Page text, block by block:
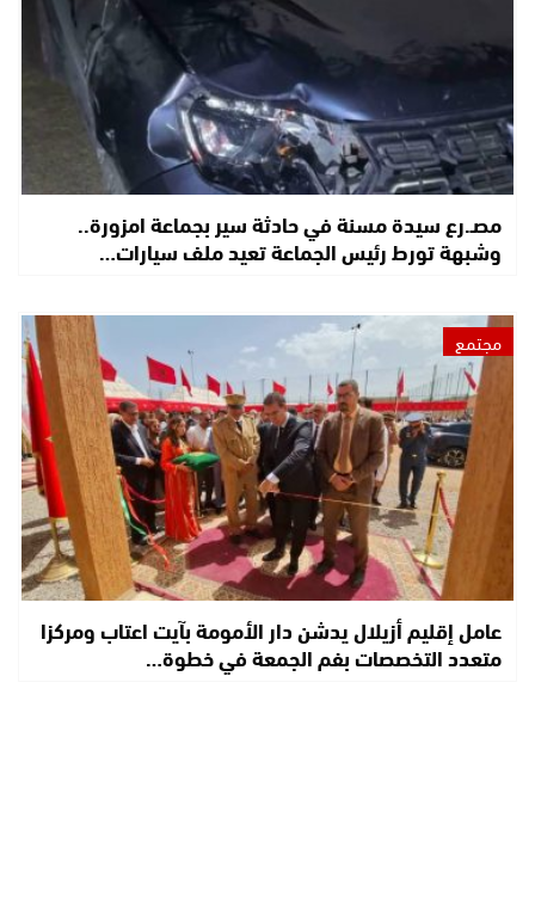
مصـ.رع سيدة مسنة في حادثة سير بجماعة امزورة..
وشبهة تورط رئيس الجماعة تعيد ملف سيارات…
مجتمع
عامل إقليم أزيلال يدشن دار الأمومة بآيت اعتاب ومركزا
متعدد التخصصات بفم الجمعة في خطوة…